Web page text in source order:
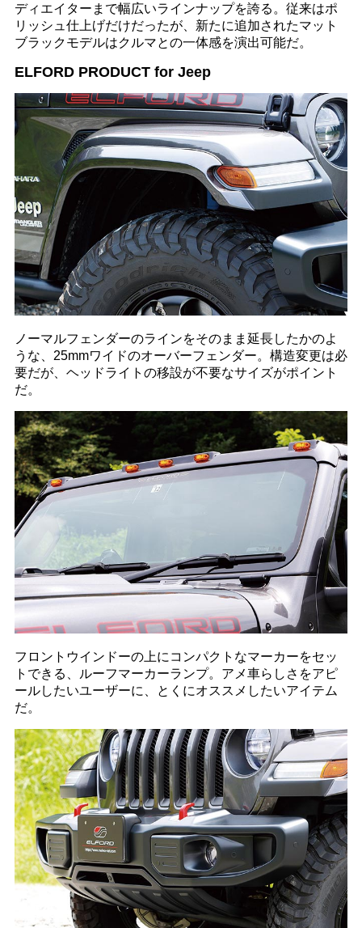
ディエイターまで幅広いラインナップを誇る。従来はポ
リッシュ仕上げだけだったが、新たに追加されたマット
ブラックモデルはクルマとの一体感を演出可能だ。
ELFORD PRODUCT for Jeep
ノーマルフェンダーのラインをそのまま延長したかのよ
うな、25mmワイドのオーバーフェンダー。構造変更は必
要だが、ヘッドライトの移設が不要なサイズがポイント
だ。
フロントウインドーの上にコンパクトなマーカーをセッ
トできる、ルーフマーカーランプ。アメ車らしさをアピ
ールしたいユーザーに、とくにオススメしたいアイテム
だ。